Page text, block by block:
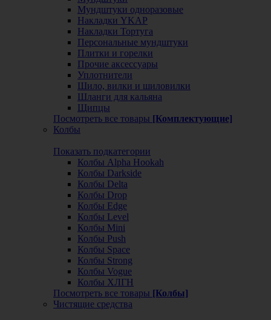
Мундштуки одноразовые
Накладки YKAP
Накладки Тортуга
Персональные мундштуки
Плитки и горелки
Прочие аксессуары
Уплотнители
Шило, вилки и шиловилки
Шланги для кальяна
Щипцы
Посмотреть все товары [Комплектующие]
Колбы
Показать подкатегории
Колбы Alpha Hookah
Колбы Darkside
Колбы Delta
Колбы Drop
Колбы Edge
Колбы Level
Колбы Mini
Колбы Push
Колбы Space
Колбы Strong
Колбы Vogue
Колбы ХЛГН
Посмотреть все товары [Колбы]
Чистящие средства